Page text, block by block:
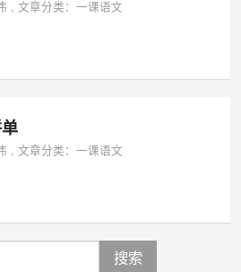
,文章分类：一课语文
,文章分类：一课语文